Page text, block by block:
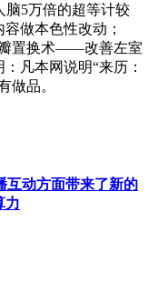
脑5万倍的超等计较
做本色性改动；
置换术——改善左室
凡本网说明“来历：
做品。
互动方面带来了新的
力